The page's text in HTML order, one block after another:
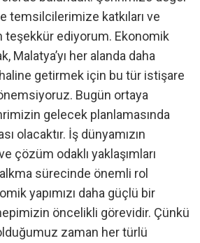
temsilcilerimize katkıları ve
teşekkür ediyorum. Ekonomik
Malatya’yı her alanda daha
getirmek için bu tür istişare
Bugün ortaya
gelecek planlamasında
olacaktır. İş dünyamızın
çözüm odaklı yaklaşımları
sürecinde önemli rol
yapımızı daha güçlü bir
öncelikli görevidir. Çünkü
zaman her türlü